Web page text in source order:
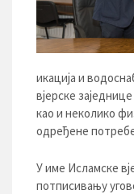
икација и
вјерске
као и неколико
одређене
У име Исламске
потписивању